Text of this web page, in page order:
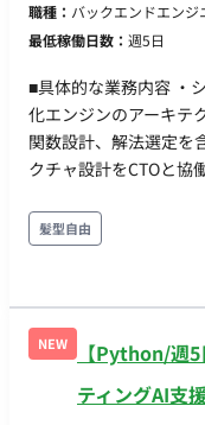
職種： バックエンドエンジ
最低稼働日数： 週5日
■具体的な業務内容 ・
化エンジンのアーキテ
関数設計、解法選定を
クチャ設計をCTOと協
とアプリケーションの
存プロダクトのフルリ
ジションはアーキテク
す。マネジメント業務は含みません
組むテーマ ・多目的の
性、人件費、本人希望
式化し、現場が納得
髪型自由
NEW
【Python/週
ティングAI支